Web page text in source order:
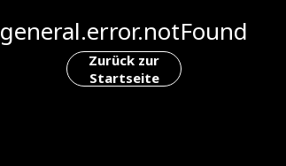
general.error.notFound
Zurück zur
Startseite